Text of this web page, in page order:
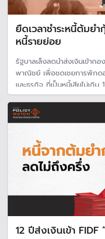
ยืดเวลาชำระหนี้ต้ม
หนี้รายย่อย
รัฐบาลเล็งลดนำส่งเงินเข้าก
พาณิชย์ เพื่อชดเชยการพักด
และธุรกิจ ที่เป็นหนี้เสียไม่เกิ
สรุปที่ชัดเจนกับกระทรวงกา
ทุนฯกระทบยืดจ่ายหนี้จากวิก
12 ปีส่งเงินเข้า